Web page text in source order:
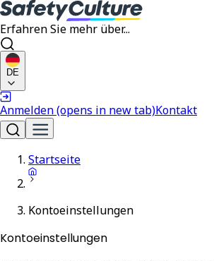
Erfahren Sie mehr über...
DE
Anmelden(opens in new tab)Kontakt
Startseite
Kontoeinstellungen
Kontoeinstellungen